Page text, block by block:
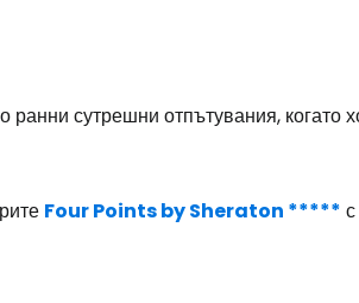
сутрешни отпътувания, когато
Four Points by Sheraton *****
Продължете с Google